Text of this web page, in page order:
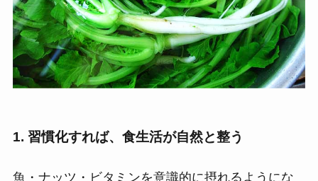
1. 習慣化すれば、食生活が自然と整う
魚・ナッツ・ビタミンを意識的に摂れるようにな